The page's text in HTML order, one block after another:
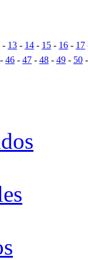
- 13 - 14 - 15 - 16 - 17
- 46 - 47 - 48 - 49 - 50